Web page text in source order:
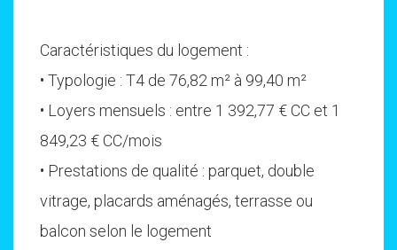
Caractéristiques du logement :
• Typologie : T4 de 76,82 m² à 99,40 m²
• Loyers mensuels : entre 1 392,77 € CC et 1
849,23 € CC/mois
• Prestations de qualité : parquet, double
vitrage, placards aménagés, terrasse ou
balcon selon le logement